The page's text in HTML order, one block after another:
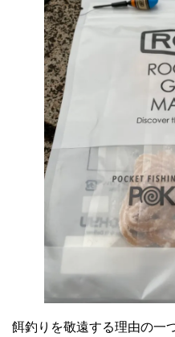
餌釣りを敬遠する理由の一